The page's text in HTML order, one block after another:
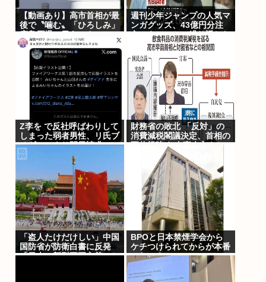
【動画あり】高市首相が最
後で〝噛む〟「ひろしみ」
週刊少年ジャンプの人気マ
ンガグッズ、43億円分注
文・キャンセル繰り返した
か 32歳女逮捕「注文した
ことで欲求が満たされた」
Z李を で反社呼ばわりして
しまった弱者男性、リ氏ブ
チギレにより開示請求へ
財務省の敗北 「反対」の
消費減税閣議決定、首相の
不信根強く 人事介入をち
らつかされ…
「盗人たけだけしい」中国
国防省が防衛白書に反発
「日本の新型軍国主義」と
BPOと日本禁煙学会から
ケチつけられてからが本番
のヤニネコ